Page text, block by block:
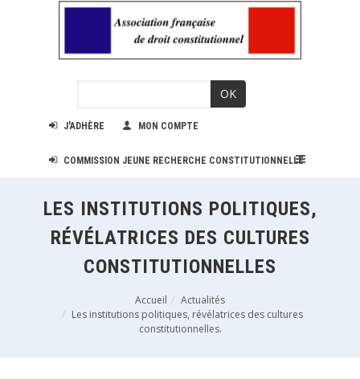
OK
J'ADHÈRE MON COMPTE
COMMISSION JEUNE RECHERCHE CONSTITUTIONNELLE
LES INSTITUTIONS POLITIQUES,
RÉVÉLATRICES DES CULTURES
CONSTITUTIONNELLES
Accueil
Actualités
Les institutions politiques, révélatrices des cultures
constitutionnelles.